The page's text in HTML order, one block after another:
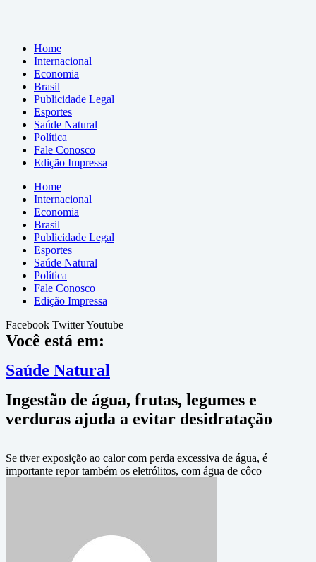
Home
Internacional
Economia
Brasil
Publicidade Legal
Esportes
Saúde Natural
Política
Fale Conosco
Edição Impressa
Home
Internacional
Economia
Brasil
Publicidade Legal
Esportes
Saúde Natural
Política
Fale Conosco
Edição Impressa
Facebook TwitterYoutube
Você está em:
Saúde Natural
Ingestão de água, frutas, legumes e
verduras ajuda a evitar desidratação
Se tiver exposição ao calor com perda excessiva de água, é
importante repor também os eletrólitos, com água de côco